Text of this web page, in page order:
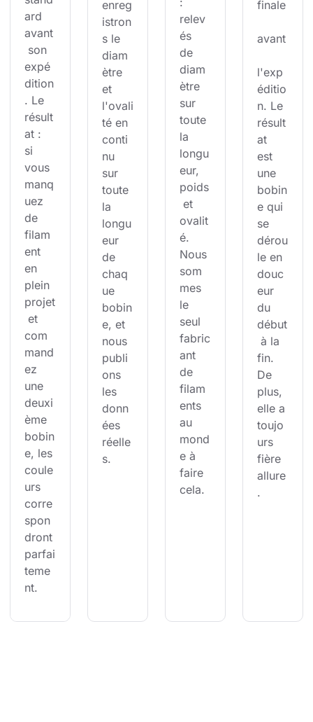
ard
avant
son
expé
dition
. Le
résult
at :
si
vous
manq
uez
de
filam
ent
en
plein
projet
et
com
mand
ez
une
deuxi
ème
bobin
e, les
coule
urs
corre
spon
dront
parfai
teme
nt.
enreg
istron
s le
diam
ètre
et
l'ovali
té en
conti
nu
sur
toute
la
longu
eur
de
chaq
ue
bobin
e, et
nous
publi
ons
les
donn
ées
réelle
s.
relev
és
de
diam
ètre
sur
toute
la
longu
eur,
poids
et
ovalit
é.
Nous
som
mes
le
seul
fabric
ant
de
filam
ents
au
mond
e à
faire
cela.
finale
avant
l'exp
éditio
n. Le
résult
at
est
une
bobin
e qui
se
dérou
le en
douc
eur
du
début
à la
fin.
De
plus,
elle a
toujo
urs
fière
allure
.